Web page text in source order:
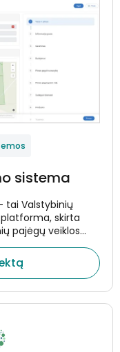
sistema
tai Valstybinių
skirta
pajėgų veiklos
aktų pildymą,
operatyvų ir